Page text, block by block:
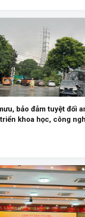
bảo đảm tuyệt đối
khoa học, công